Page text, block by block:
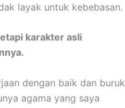
layak untuk kebebasan.
karakter asli
dengan baik dan buruk
agama yang saya